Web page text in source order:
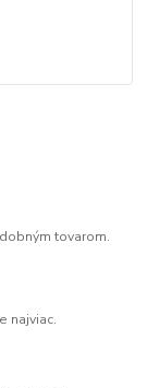
tovarom.
najviac.